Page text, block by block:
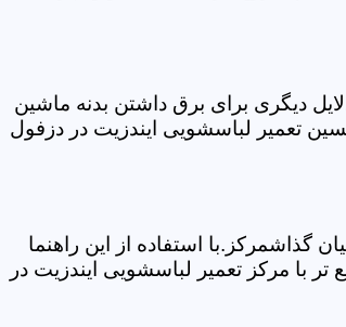
دیگری برای برق داشتن بدنه ماشین
تعمیر لباسشویی ایندزیت در دزفول
استفاده از این راهنما
مرکز تعمیر لباسشویی ایندزیت در